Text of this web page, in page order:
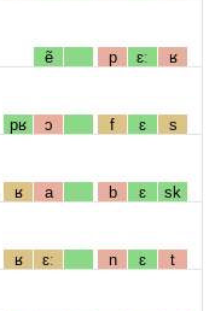
ẽ p ɛː ʁ
pʁ ɔ f ɛ s
ʁ a b ɛ sk
ʁ ɛː n ɛ t